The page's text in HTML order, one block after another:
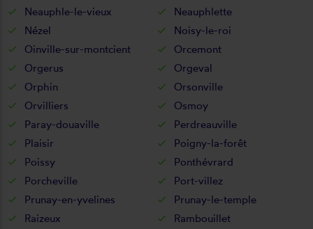
Neauphle-le-vieux
Neauphlette
Nézel
Noisy-le-roi
Oinville-sur-montcient
Orcemont
Orgerus
Orgeval
Orphin
Orsonville
Orvilliers
Osmoy
Paray-douaville
Perdreauville
Plaisir
Poigny-la-forêt
Poissy
Ponthévrard
Porcheville
Port-villez
Prunay-en-yvelines
Prunay-le-temple
Raizeux
Rambouillet